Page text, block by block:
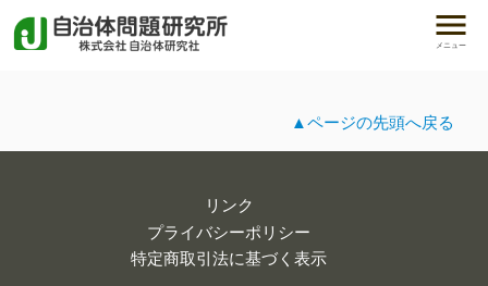
メニュー
▲ページの先頭へ戻る
リンク
プライバシーポリシー
特定商取引法に基づく表示